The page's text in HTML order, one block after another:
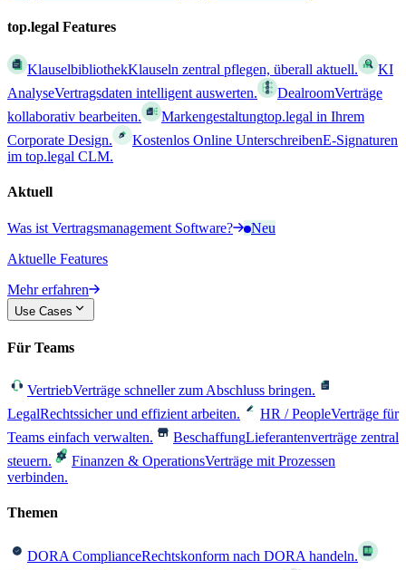
top.legal Features
KlauselbibliothekKlauseln zentral pflegen, überall aktuell.
KI
AnalyseVertragsdaten intelligent auswerten. DealroomVerträge
kollaborativ bearbeiten.
Markengestaltungtop.legal in Ihrem
Corporate Design.
Kostenlos Online UnterschreibenE-Signaturen
im top.legal CLM.
Aktuell
Was ist Vertragsmanagement Software?
Neu
Aktuelle Features
Mehr erfahren
Use Cases
Für Teams
VertriebVerträge schneller zum Abschluss bringen.
LegalRechtssicher und effizient arbeiten. HR / PeopleVerträge für
Teams einfach verwalten.
BeschaffungLieferantenverträge zentral
steuern.
Finanzen & OperationsVerträge mit Prozessen
verbinden.
Themen
DORA ComplianceRechtskonform nach DORA handeln.